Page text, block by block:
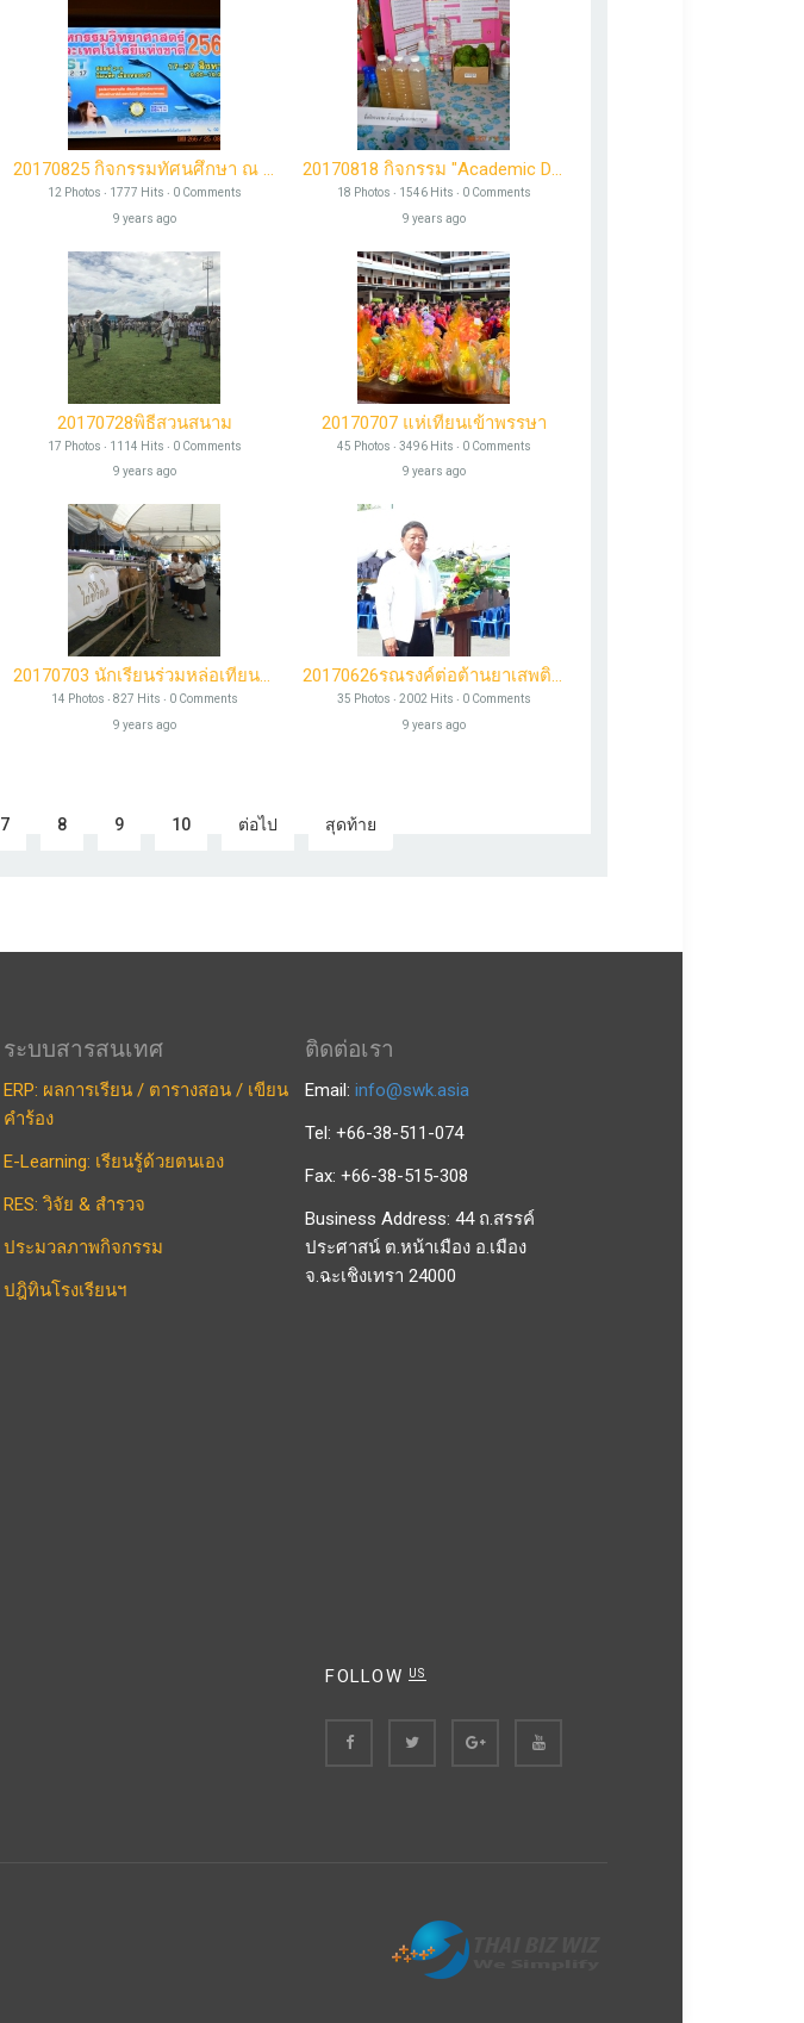
20170825 กิจกรรมทัศนศึกษา ณ อิมเพ็คเมืองทองธานี
12 Photos ‧ 1777 Hits ‧ 0 Comments
9 years ago
20170818 กิจกรรม "Academic Day 2017 สัปดาห์วิทยาศาสตร์ และสัปดาห์ห้องสมุด" ประจำปีการศึกษา 2560
18 Photos ‧ 1546 Hits ‧ 0 Comments
9 years ago
20170728พิธีสวนสนาม
17 Photos ‧ 1114 Hits ‧ 0 Comments
9 years ago
20170707 แห่เทียนเข้าพรรษา
45 Photos ‧ 3496 Hits ‧ 0 Comments
9 years ago
20170703 นักเรียนร่วมหล่อเทียนพรรษา ประจำปี 2560
14 Photos ‧ 827 Hits ‧ 0 Comments
9 years ago
20170626รณรงค์ต่อต้านยาเสพติดโลก
35 Photos ‧ 2002 Hits ‧ 0 Comments
9 years ago
7 8 9 10 ต่อไป สุดท้าย
ระบบสารสนเทศ
ERP: ผลการเรียน / ตารางสอน / เขียน
คำร้อง
E-Learning: เรียนรู้ด้วยตนเอง
RES: วิจัย & สำรวจ
ประมวลภาพกิจกรรม
ปฎิทินโรงเรียนฯ
ติดต่อเรา
Email:info@swk.asia
Tel: +66-38-511-074
Fax: +66-38-515-308
Business Address: 44 ถ.สรรค์
ประศาสน์ ต.หน้าเมือง อ.เมือง
จ.ฉะเชิงเทรา 24000
FOLLOWUS